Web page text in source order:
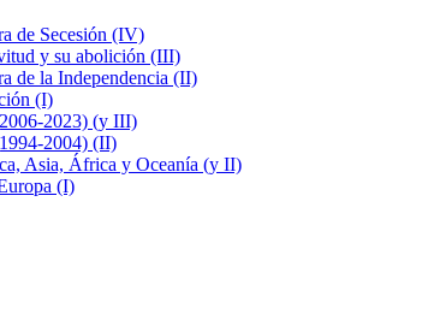
de Secesión (IV)
y su abolición (III)
de la Independencia (II)
(I)
2023) (y III)
2004) (II)
Asia, África y Oceanía (y II)
(I)